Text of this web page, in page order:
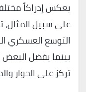
يعكس إدراكاً
على سبيل المثال،
التوسع العسكري
بينما يفضل البعض
تركز على الحوار